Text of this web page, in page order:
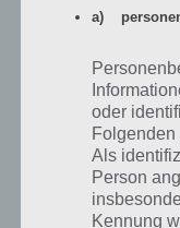
einige. Mit Tower
man eine Menge Spaß
man die richtige
vernichten.
Das Besondere an
umgesetzt worden ist.
platziert, wobei
a)
oder
Folgenden
Als
Person
Kennung